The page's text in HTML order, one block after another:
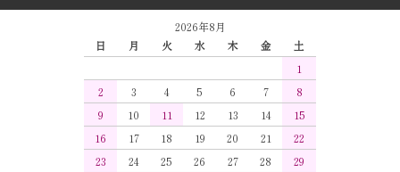
2026年8月
日
月 火 水 木 金
土
1
2
3 4 5 6 7
8
9
10 11 12 13 14
15
16
17 18 19 20 21
22
23
24 25 26 27 28
29